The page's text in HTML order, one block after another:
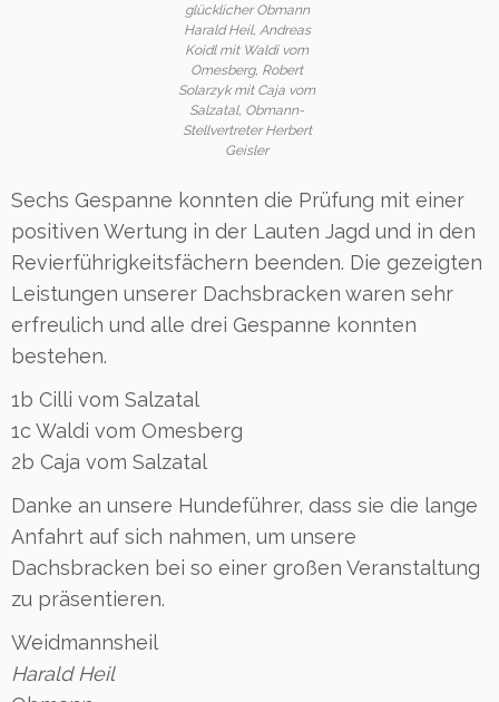
glücklicher Obmann
Harald Heil, Andreas
Koidl mit Waldi vom
Omesberg, Robert
Solarzyk mit Caja vom
Salzatal, Obmann-
Stellvertreter Herbert
Geisler
Sechs Gespanne konnten die Prüfung mit einer
positiven Wertung in der Lauten Jagd und in den
Revierführigkeitsfächern beenden. Die gezeigten
Leistungen unserer Dachsbracken waren sehr
erfreulich und alle drei Gespanne konnten
bestehen.
1b Cilli vom Salzatal
1c Waldi vom Omesberg
2b Caja vom Salzatal
Danke an unsere Hundeführer, dass sie die lange
Anfahrt auf sich nahmen, um unsere
Dachsbracken bei so einer großen Veranstaltung
zu präsentieren.
Weidmannsheil
Harald Heil